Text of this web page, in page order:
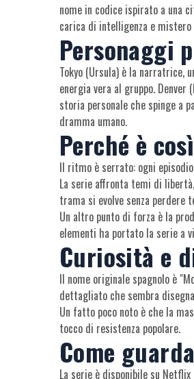
nome in codice ispirato a una
carica di intelligenza e
Personaggi
Tokyo (Ursula) è la narratrice,
energia vera al gruppo.
storia personale che spinge a
dramma umano.
Perché è
Il ritmo è serrato: ogni
La serie affronta temi di
trama si evolve senza perdere
Un altro punto di forza è la
elementi ha portato la serie a
Curiosità e
Il nome originale spagnolo è
dettagliato che sembra
Un fatto poco noto è che la
tocco di resistenza popolare.
Come
La serie è disponibile su